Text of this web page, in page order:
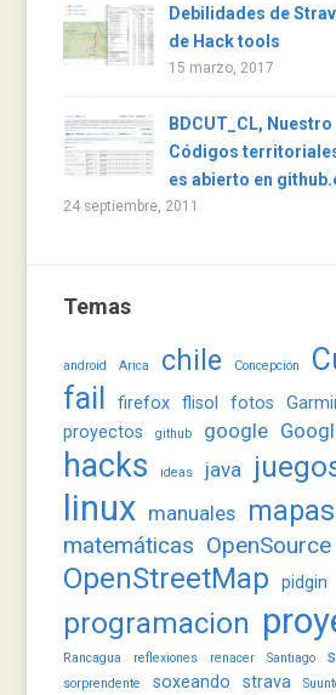
Debilidades de
de Hack tools
15 marzo, 2017
BDCUT_CL,
Códigos
es abierto en
24 septiembre, 2011
Temas
android Arica chile Concepción
fail
firefox flisol fotos
proyectos
github google
hacks ideas java
linux manuales mapas
matemáticas OpenSource
OpenStreetMap pidgin
programacion
Rancagua reflexiones renacer Santiago
sorprendente soxeando strava